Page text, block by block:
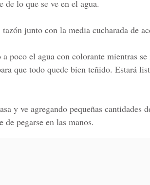
de lo que se ve en el agua.
junto con la media cucharada de
poco el agua con colorante mientras se
que todo quede bien teñido. Estará
y ve agregando pequeñas cantidades
de pegarse en las manos.